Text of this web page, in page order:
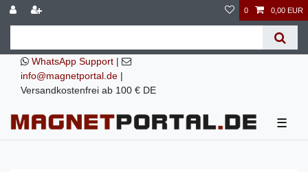
0 0,00 EUR
WhatsApp Support |
info@magnetportal.de |
Versandkostenfrei ab 100 € DE
☰